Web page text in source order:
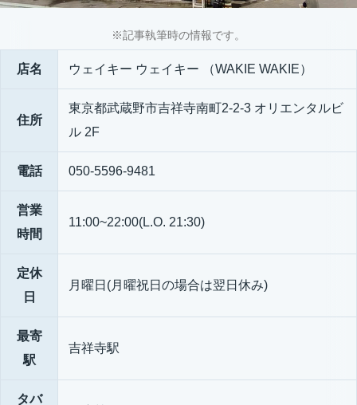
※記事執筆時の情報です。
店名 ウェイキー ウェイキー （WAKIE WAKIE）
住所
東京都武蔵野市吉祥寺南町2-2-3 オリエンタルビ
ル 2F
電話 050-5596-9481
営業
時間
11:00~22:00(L.O. 21:30)
定休
日
月曜日(月曜祝日の場合は翌日休み)
最寄
駅
吉祥寺駅
タバ